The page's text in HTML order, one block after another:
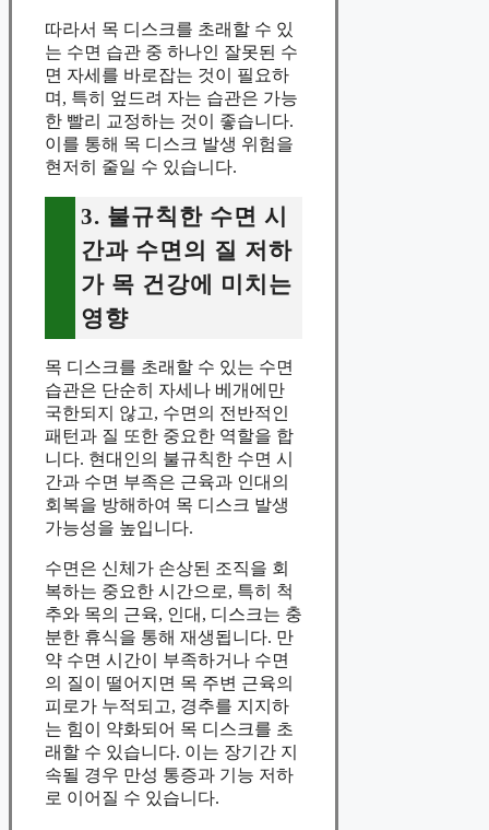
따라서 목 디스크를 초래할 수 있
는 수면 습관 중 하나인 잘못된 수
면 자세를 바로잡는 것이 필요하
며, 특히 엎드려 자는 습관은 가능
한 빨리 교정하는 것이 좋습니다.
이를 통해 목 디스크 발생 위험을
현저히 줄일 수 있습니다.
3. 불규칙한 수면 시
간과 수면의 질 저하
가 목 건강에 미치는
영향
목 디스크를 초래할 수 있는 수면
습관은 단순히 자세나 베개에만
국한되지 않고, 수면의 전반적인
패턴과 질 또한 중요한 역할을 합
니다. 현대인의 불규칙한 수면 시
간과 수면 부족은 근육과 인대의
회복을 방해하여 목 디스크 발생
가능성을 높입니다.
수면은 신체가 손상된 조직을 회
복하는 중요한 시간으로, 특히 척
추와 목의 근육, 인대, 디스크는 충
분한 휴식을 통해 재생됩니다. 만
약 수면 시간이 부족하거나 수면
의 질이 떨어지면 목 주변 근육의
피로가 누적되고, 경추를 지지하
는 힘이 약화되어 목 디스크를 초
래할 수 있습니다. 이는 장기간 지
속될 경우 만성 통증과 기능 저하
로 이어질 수 있습니다.